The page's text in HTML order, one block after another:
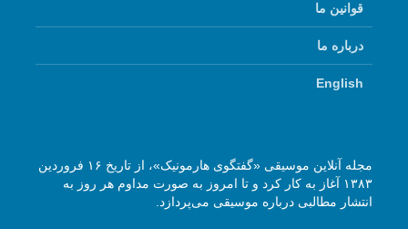
قوانین ما
درباره ما
English
مجله آنلاین موسیقی «گفتگوی هارمونیک»، از تاریخ ۱۶ فروردین
۱۳۸۳ آغاز به کار کرد و تا امروز به صورت مداوم هر روز به
انتشار مطالبی درباره موسیقی می‌پردازد.